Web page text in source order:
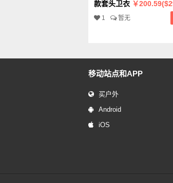
款套头卫衣 ￥
1 暂无
移动站点和APP
买户外
Android
iOS